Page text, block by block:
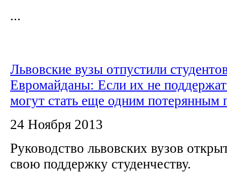
...
Львовские вузы отпустили
Евромайданы: Если их не
могут стать еще одним потерянным
24 Ноября 2013
Руководство львовских вузов
свою поддержку студенчеству.